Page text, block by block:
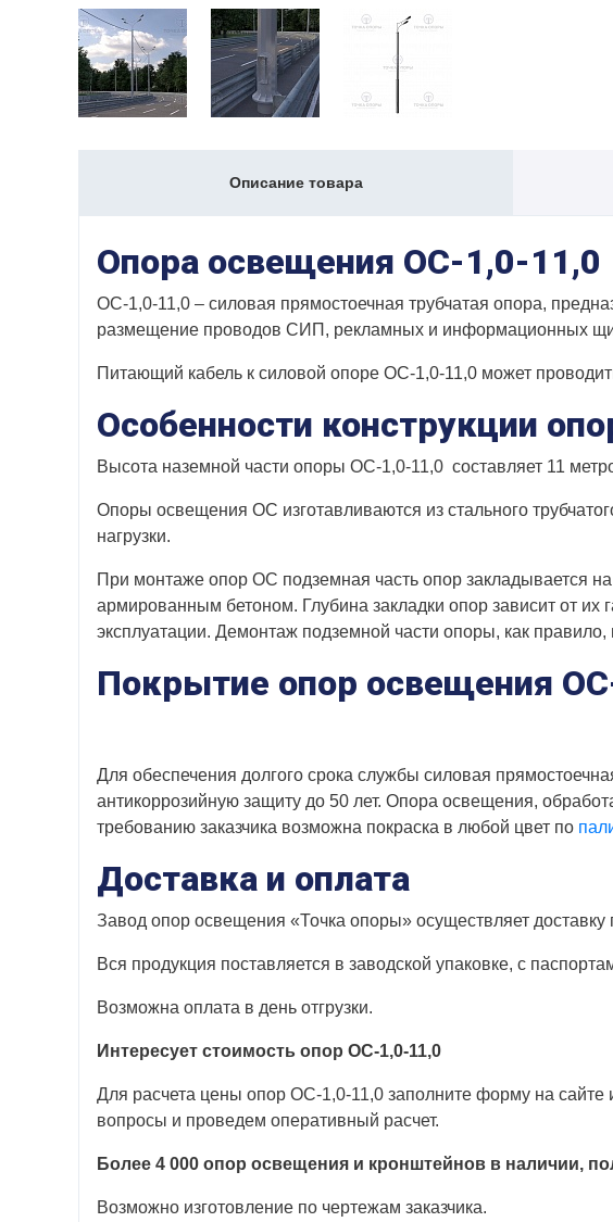
Описание товара
Опора освещения ОС-1,0-11,0
ОС-1,0-11,0 – cиловая прямостоечная трубчатая опора,
размещение проводов СИП, рекламных и информационных
Питающий кабель к силовой опоре ОС-1,0-11,0 может
Особенности конструкции
Высота наземной части опоры ОС-1,0-11,0 составляет 11
Опоры освещения ОС изготавливаются из стального
нагрузки.
При монтаже опор ОС подземная часть опор закладывается
армированным бетоном. Глубина закладки опор зависит от их
эксплуатации. Демонтаж подземной части опоры, как
Покрытие опор освещения
Для обеспечения долгого срока службы cиловая
антикоррозийную защиту до 50 лет. Опора освещения,
требованию заказчика возможна покраска в любой цвет по
Доставка и оплата
Завод опор освещения «Точка опоры» осуществляет
Вся продукция поставляется в заводской упаковке, с
Возможна оплата в день отгрузки.
Интересует стоимость опор ОС-1,0-11,0
Для расчета цены опор ОС-1,0-11,0 заполните форму на
вопросы и проведем оперативный расчет.
Более 4 000 опор освещения и кронштейнов в наличии,
Возможно изготовление по чертежам заказчика.